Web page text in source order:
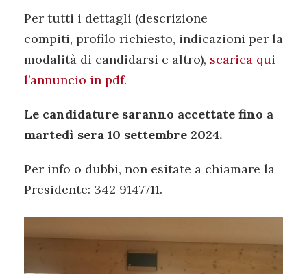
Per tutti i dettagli (descrizione
compiti, profilo richiesto, indicazioni per la
modalità di candidarsi e altro), scarica qui
l’annuncio in pdf.
Le candidature saranno accettate fino a
martedì sera 10 settembre 2024.
Per info o dubbi, non esitate a chiamare la
Presidente: 342 9147711.